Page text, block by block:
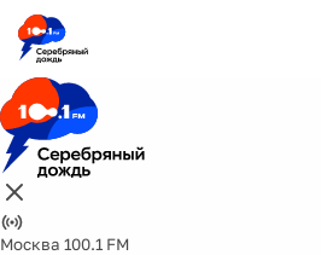
Москва 100.1 FM